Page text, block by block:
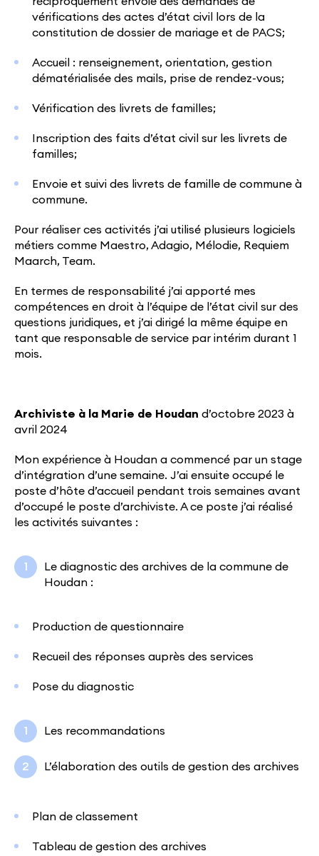
vérifications des actes d’état civil lors de la
constitution de dossier de mariage et de PACS;
Accueil : renseignement, orientation, gestion
dématérialisée des mails, prise de rendez-vous;
Vérification des livrets de familles;
Inscription des faits d’état civil sur les livrets de
familles;
Envoie et suivi des livrets de famille de commune à
commune.
Pour réaliser ces activités j’ai utilisé plusieurs logiciels
métiers comme Maestro, Adagio, Mélodie, Requiem
Maarch, Team.
En termes de responsabilité j’ai apporté mes
compétences en droit à l’équipe de l’état civil sur des
questions juridiques, et j’ai dirigé la même équipe en
tant que responsable de service par intérim durant 1
mois.
Archiviste à la Marie de Houdan d’octobre 2023 à
avril 2024
Mon expérience à Houdan a commencé par un stage
d’intégration d’une semaine. J’ai ensuite occupé le
poste d’hôte d’accueil pendant trois semaines avant
d’occupé le poste d’archiviste. A ce poste j’ai réalisé
les activités suivantes :
Le diagnostic des archives de la commune de
Houdan :
Production de questionnaire
Recueil des réponses auprès des services
Pose du diagnostic
Les recommandations
L’élaboration des outils de gestion des archives
Plan de classement
Tableau de gestion des archives